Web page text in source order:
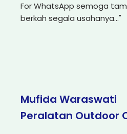
For WhatsApp semoga
berkah segala usahanya..."
Mufida Waraswati
Peralatan Outdoor